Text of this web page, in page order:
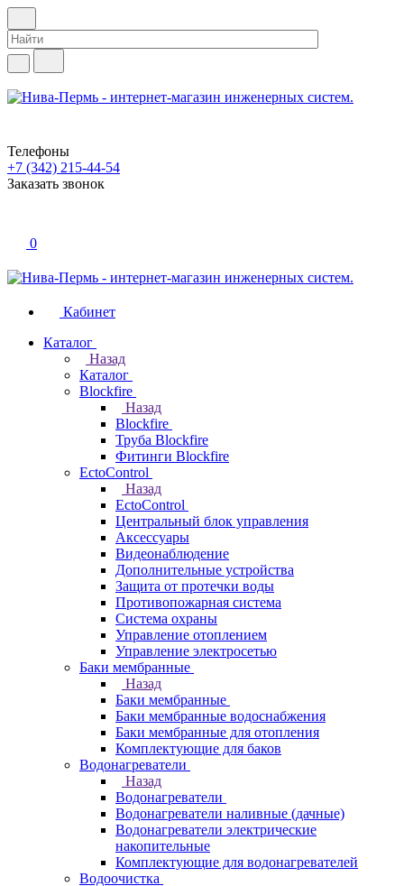
Телефоны
+7 (342) 215-44-54
Заказать звонок
0
Кабинет
Каталог
Назад
Каталог
Blockfire
Назад
Blockfire
Труба Blockfire
Фитинги Blockfire
EctoControl
Назад
EctoControl
Центральный блок управления
Аксессуары
Видеонаблюдение
Дополнительные устройства
Защита от протечки воды
Противопожарная система
Система охраны
Управление отоплением
Управление электросетью
Баки мембранные
Назад
Баки мембранные
Баки мембранные водоснабжения
Баки мембранные для отопления
Комплектующие для баков
Водонагреватели
Назад
Водонагреватели
Водонагреватели наливные (дачные)
Водонагреватели электрические
накопительные
Комплектующие для водонагревателей
Водоочистка